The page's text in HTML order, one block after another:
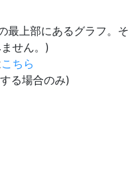
最上部にあるグラフ。そ
せん。)
こちら
る場合のみ)